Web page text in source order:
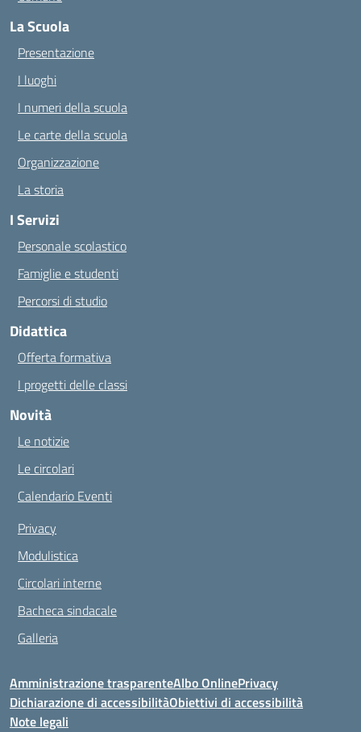
La Scuola
Presentazione
I luoghi
I numeri della scuola
Le carte della scuola
Organizzazione
La storia
I Servizi
Personale scolastico
Famiglie e studenti
Percorsi di studio
Didattica
Offerta formativa
I progetti delle classi
Novità
Le notizie
Le circolari
Calendario Eventi
Privacy
Modulistica
Circolari interne
Bacheca sindacale
Galleria
Amministrazione trasparenteAlbo OnlinePrivacy
Dichiarazione di accessibilitàObiettivi di accessibilità
Note legali